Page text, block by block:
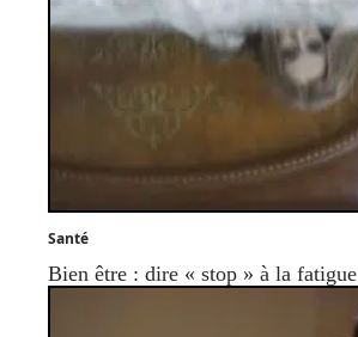
Santé
Bien être : dire « stop » à la fatigue